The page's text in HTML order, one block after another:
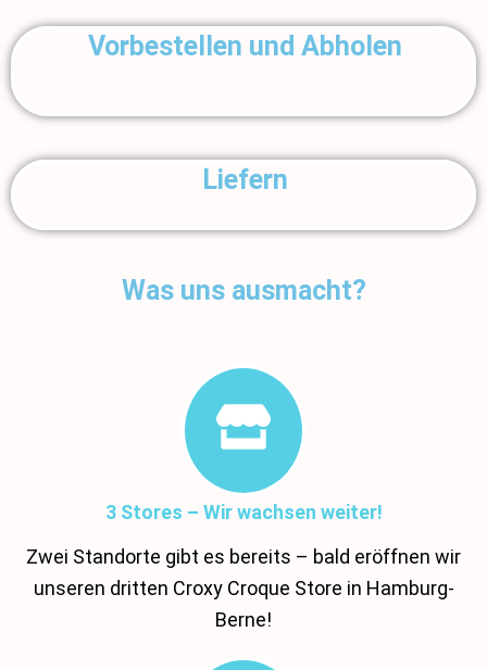
Vorbestellen und Abholen
Liefern
Was uns ausmacht?
3 Stores – Wir wachsen weiter!
Zwei Standorte gibt es bereits – bald eröffnen wir
unseren dritten Croxy Croque Store in Hamburg-
Berne!